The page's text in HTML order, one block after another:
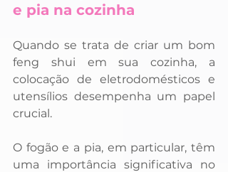
e pia na cozinha
Quando se trata de criar um bom
feng shui em sua cozinha, a
colocação de eletrodomésticos e
utensílios desempenha um papel
crucial.
O fogão e a pia, em particular, têm
uma importância significativa no